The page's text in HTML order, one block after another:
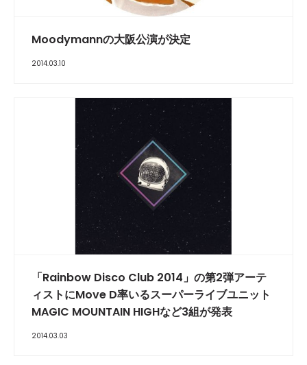
Moodymannの大阪公演が決定
2014.03.10
「Rainbow Disco Club 2014」の第2弾アーテ
ィストにMove D率いるスーパーライブユニット
MAGIC MOUNTAIN HIGHなど3組が発表
2014.03.03